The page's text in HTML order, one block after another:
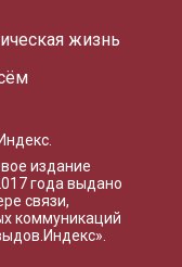
жизнь
издание
года выдано
связи,
коммуникаций